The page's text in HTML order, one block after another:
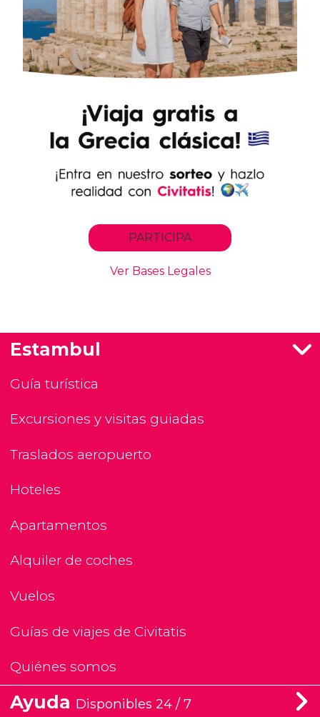
Estambul
Guía turística
Excursiones y visitas guiadas
Traslados aeropuerto
Hoteles
Apartamentos
Alquiler de coches
Vuelos
Guías de viajes de Civitatis
Quiénes somos
Ayuda Disponibles 24 / 7